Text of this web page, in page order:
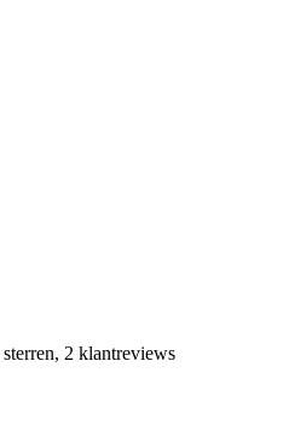
2 klantreviews